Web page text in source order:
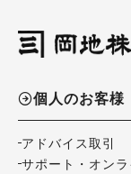
個人のお客様
アドバイス取引
サポート・オンラ